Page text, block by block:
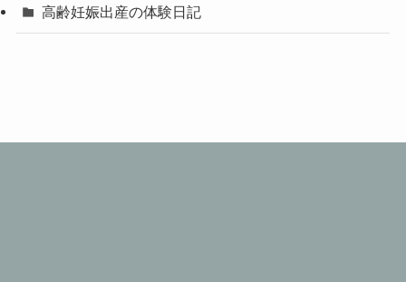
高齢妊娠出産の体験日記